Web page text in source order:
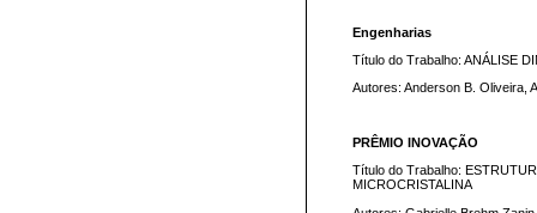
Engenharias
Título do Trabalho: ANÁLISE
Autores: Anderson B. Oliveira,
PRÊMIO INOVAÇÃO
Título do Trabalho:
MICROCRISTALINA